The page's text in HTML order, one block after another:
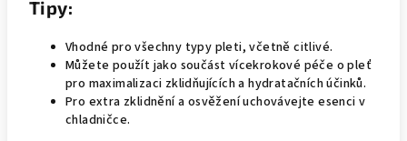
Tipy:
Vhodné pro všechny typy pleti, včetně citlivé.
Můžete použít jako součást vícekrokové péče o pleť
pro maximalizaci zklidňujících a hydratačních účinků.
Pro extra zklidnění a osvěžení uchovávejte esenci v
chladničce.